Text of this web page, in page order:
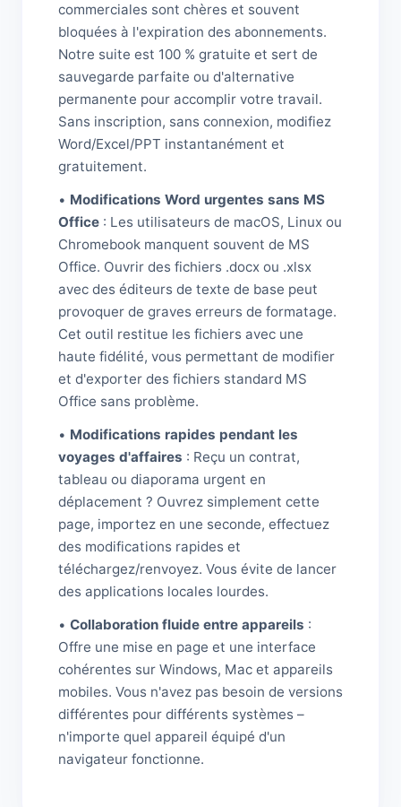
commerciales sont chères et souvent
bloquées à l'expiration des abonnements.
Notre suite est 100 % gratuite et sert de
sauvegarde parfaite ou d'alternative
permanente pour accomplir votre travail.
Sans inscription, sans connexion, modifiez
Word/Excel/PPT instantanément et
gratuitement.
• Modifications Word urgentes sans MS
Office : Les utilisateurs de macOS, Linux ou
Chromebook manquent souvent de MS
Office. Ouvrir des fichiers .docx ou .xlsx
avec des éditeurs de texte de base peut
provoquer de graves erreurs de formatage.
Cet outil restitue les fichiers avec une
haute fidélité, vous permettant de modifier
et d'exporter des fichiers standard MS
Office sans problème.
• Modifications rapides pendant les
voyages d'affaires : Reçu un contrat,
tableau ou diaporama urgent en
déplacement ? Ouvrez simplement cette
page, importez en une seconde, effectuez
des modifications rapides et
téléchargez/renvoyez. Vous évite de lancer
des applications locales lourdes.
• Collaboration fluide entre appareils :
Offre une mise en page et une interface
cohérentes sur Windows, Mac et appareils
mobiles. Vous n'avez pas besoin de versions
différentes pour différents systèmes –
n'importe quel appareil équipé d'un
navigateur fonctionne.